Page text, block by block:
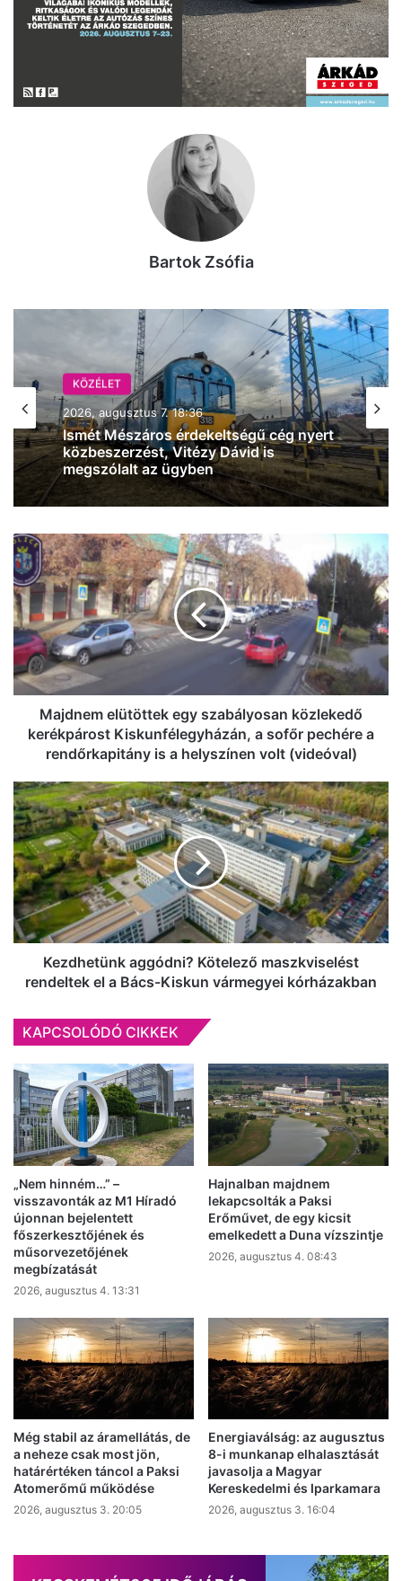
Bartok Zsófia
KÖZÉLET
2026, augusztus 7. 18:36
Ismét Mészáros érdekeltségű cég nyert
közbeszerzést, Vitézy Dávid is
megszólalt az ügyben
Majdnem
elütöttek
egy
szabályosan
közlekedő
kerékpárost
Kiskunfélegyházán,
a
sofőr
pechére
rendőrkapitány
a
helyszínen
volt
(videóval)
Majdnem elütöttek egy szabályosan közlekedő
kerékpárost Kiskunfélegyházán, a sofőr pechére a
rendőrkapitány is a helyszínen volt (videóval)
Kezdhetünk
aggódni?
Kötelező
maszkviselést
rendeltek
el
a
Bács-
Kiskun
vármegyei
kórházakban
Kezdhetünk aggódni? Kötelező maszkviselést
rendeltek el a Bács-Kiskun vármegyei kórházakban
KAPCSOLÓDÓ CIKKEK
„Nem hinném…” –
visszavonták az M1 Híradó
újonnan bejelentett
főszerkesztőjének és
műsorvezetőjének
megbízatását
2026, augusztus 4. 13:31
Hajnalban majdnem
lekapcsolták a Paksi
Erőművet, de egy kicsit
emelkedett a Duna vízszintje
2026, augusztus 4. 08:43
Még stabil az áramellátás, de
a neheze csak most jön,
határértéken táncol a Paksi
Atomerőmű működése
2026, augusztus 3. 20:05
Energiaválság: az augusztus
8-i munkanap elhalasztását
javasolja a Magyar
Kereskedelmi és Iparkamara
2026, augusztus 3. 16:04